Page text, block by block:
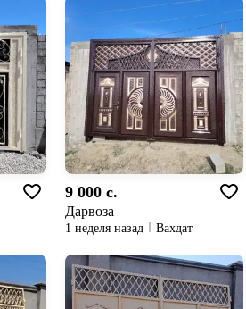
9 000 c.
Дарвоза
1 неделя назад Вахдат